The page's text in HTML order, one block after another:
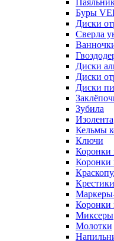
Буры
Диски
Сверла
Диски
Диски
Диски
Зубила
Изолента
Кельмы
Ключи
Коронки
Коронки
Коронки
Миксеры
Молотки